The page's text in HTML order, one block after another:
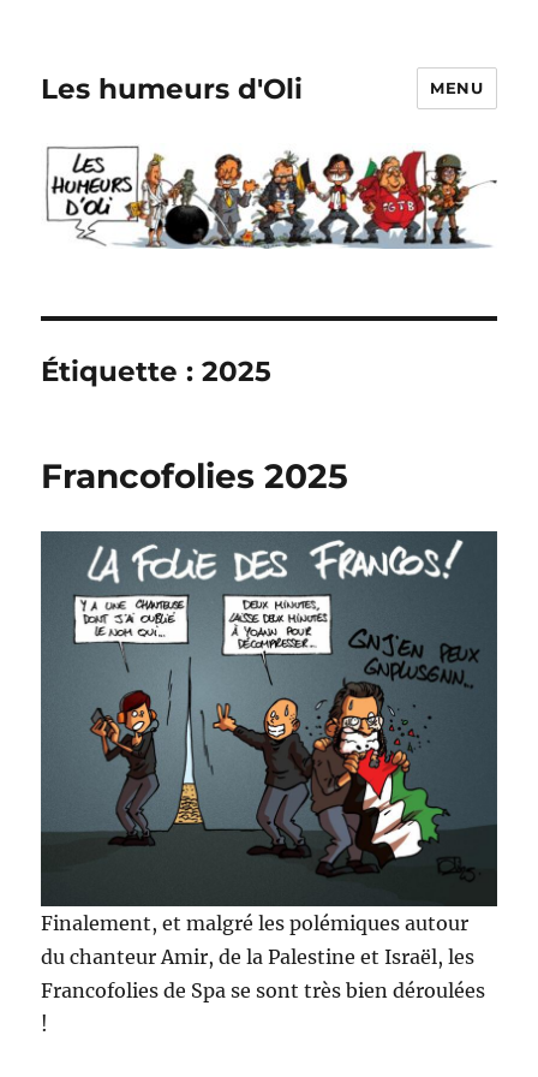
Les humeurs d'Oli MENU
Étiquette :2025
Francofolies 2025
Finalement, et malgré les polémiques autour
du chanteur Amir, de la Palestine et Israël, les
Francofolies de Spa se sont très bien déroulées
!